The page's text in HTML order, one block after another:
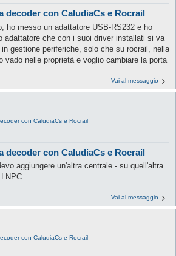
decoder con CaludiaCs e Rocrail
ho messo un adattatore USB-RS232 e ho
adattatore che con i suoi driver installati si va
gestione periferiche, solo che su rocrail, nella
vado nelle proprietà e voglio cambiare la porta
Vai al messaggio
con CaludiaCs e Rocrail
decoder con CaludiaCs e Rocrail
aggiungere un'altra centrale - su quell'altra
Vai al messaggio
con CaludiaCs e Rocrail